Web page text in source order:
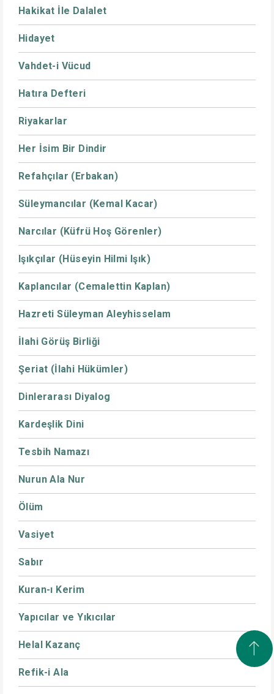
Hakikat İle Dalalet
Hidayet
Vahdet-i Vücud
Hatıra Defteri
Riyakarlar
Her İsim Bir Dindir
Refahçılar (Erbakan)
Süleymancılar (Kemal Kacar)
Narcılar (Küfrü Hoş Görenler)
Işıkçılar (Hüseyin Hilmi Işık)
Kaplancılar (Cemalettin Kaplan)
Hazreti Süleyman Aleyhisselam
İlahi Görüş Birliği
Şeriat (İlahi Hükümler)
Dinlerarası Diyalog
Kardeşlik Dini
Tesbih Namazı
Nurun Ala Nur
Ölüm
Vasiyet
Sabır
Kuran-ı Kerim
Yapıcılar ve Yıkıcılar
Helal Kazanç
Refik-i Ala